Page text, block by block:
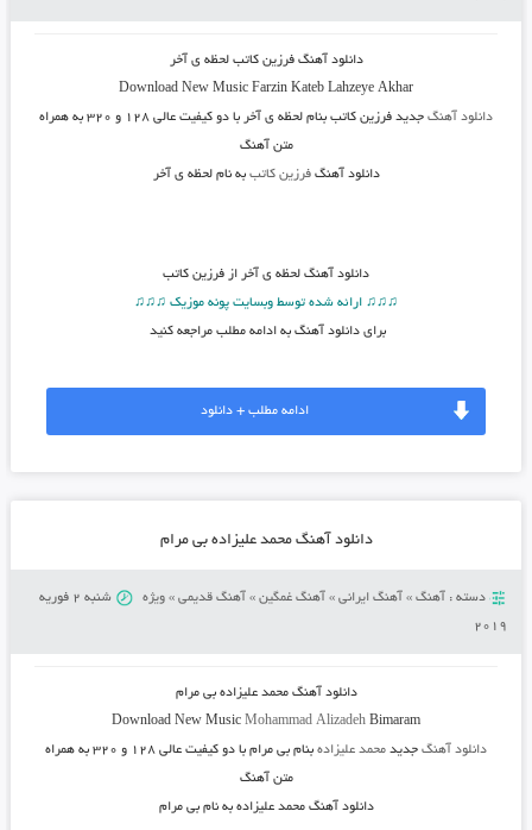
دانلود آهنگ فرزین کاتب لحظه ی آخر
Download New Music Farzin Kateb Lahzeye Akhar
دانلود آهنگجدید فرزین کاتب بنام لحظه ی آخر
با دو کیفیت عالی ۱۲۸ و ۳۲۰ به همراه
متن آهنگ
دانلود آهنگفرزین کاتب به نام لحظه ی آخر
دانلود آهنگلحظه ی آخر از فرزین کاتب
♫♫♫ ارائه شده توسط وبسایت پونه موزیک ♫♫♫
برای دانلود آهنگ به ادامه مطلب مراجعه کنید
ادامه مطلب + دانلود
دانلود آهنگ محمد علیزاده بی مرام
دسته : آهنگ» آهنگ ایرانی» آهنگ غمگین» آهنگ قدیمی» ویژه
شنبه 2 فوریه
2019
دانلود آهنگمحمد علیزاده بی مرام
Download New Music Mohammad Alizadeh Bimaram
دانلود آهنگجدید محمد علیزادهبنام بی مرام
با دو کیفیت عالی ۱۲۸ و ۳۲۰ به همراه
متن آهنگ
دانلود آهنگ محمد علیزاده به نام بی مرام